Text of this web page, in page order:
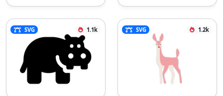
SVG 1.1k SVG 1.2k